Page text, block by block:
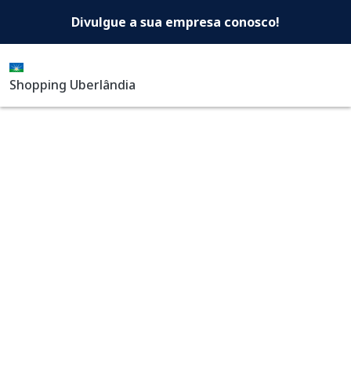
Shopping Uberlândia -
Divulgue a sua empresa conosco!
Shopping Uberlândia